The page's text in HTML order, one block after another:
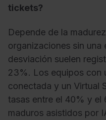
tickets?
Depende de la
organizaciones sin
desviación suelen
23%. Los equipos con
conectada y un Virtual
tasas entre el 40% y el
maduros asistidos por